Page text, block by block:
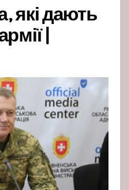
які дають
|